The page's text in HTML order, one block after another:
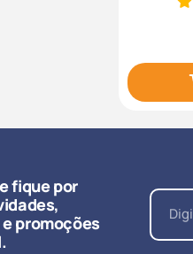
fique por
promoções